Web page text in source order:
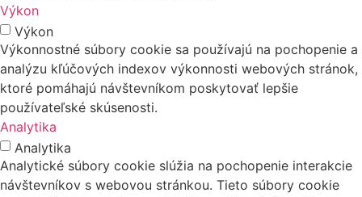
Výkon
Výkon
Výkonnostné súbory cookie sa používajú na pochopenie a
analýzu kľúčových indexov výkonnosti webových stránok,
ktoré pomáhajú návštevníkom poskytovať lepšie
používateľské skúsenosti.
Analytika
Analytika
Analytické súbory cookie slúžia na pochopenie interakcie
návštevníkov s webovou stránkou. Tieto súbory cookie